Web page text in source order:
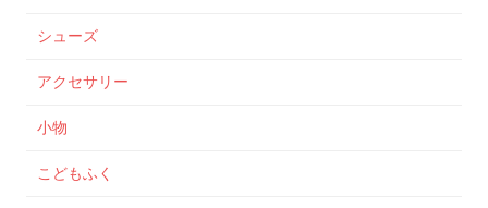
シューズ
アクセサリー
小物
こどもふく